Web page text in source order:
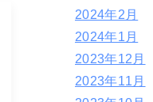
2024年2月
2024年1月
2023年12月
2023年11月